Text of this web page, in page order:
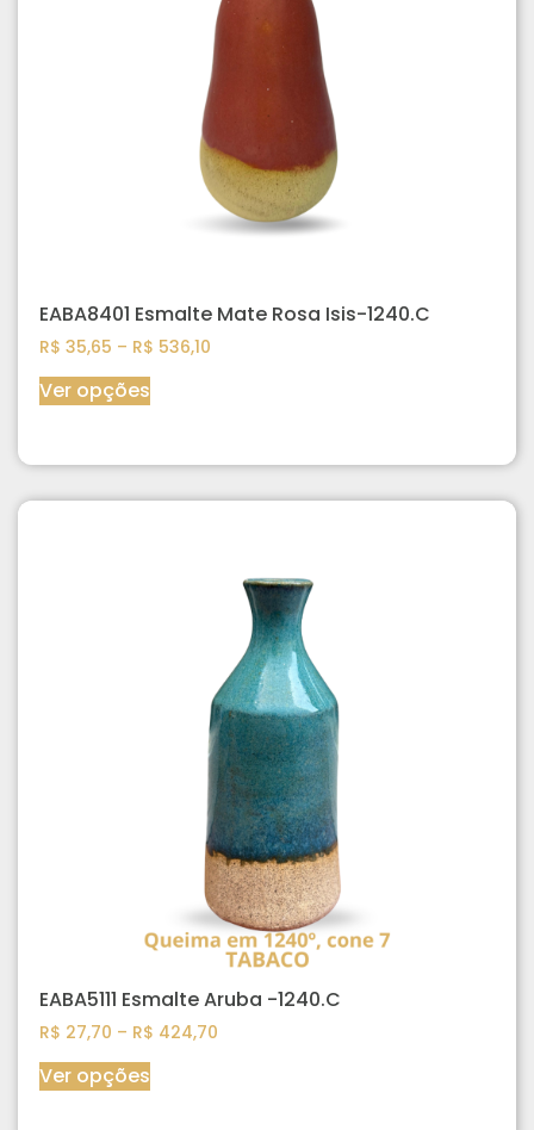
EABA8401 Esmalte Mate Rosa Isis-1240.C
R$ 35,65 – R$ 536,10
Ver opções
EABA5111 Esmalte Aruba -1240.C
R$ 27,70 – R$ 424,70
Ver opções